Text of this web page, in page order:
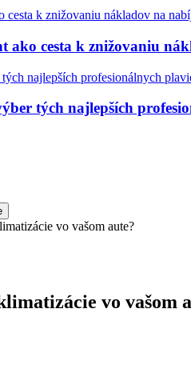
ako cesta k znižovaniu
tých najlepších
vo vašom aute?
vo vašom